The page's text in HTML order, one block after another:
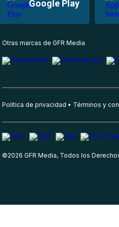
Google Play
Otras marcas de GFR Media
Política de privacidad Términos y
©2026 GFR Media, Todos los